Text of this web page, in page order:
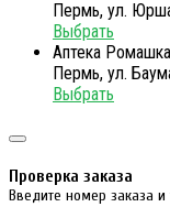
Пермь, ул.
Выбрать
Аптека
Пермь, ул.
Выбрать
Проверка заказа
Введите номер заказа и